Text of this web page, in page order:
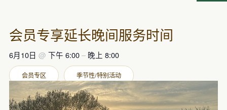
会员专享延长晚间服务时间
6月10日 @ 下午 6:00– 晚上 8:00
会员专区 季节性/特别活动